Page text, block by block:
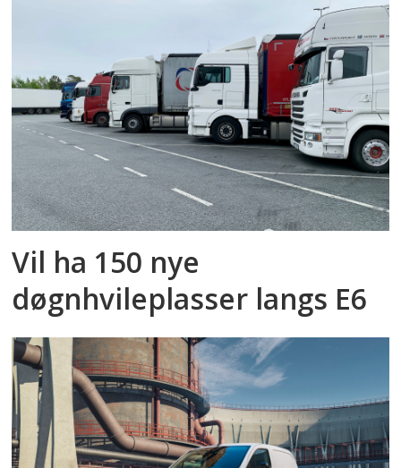
Vil ha 150 nye
døgnhvileplasser langs E6